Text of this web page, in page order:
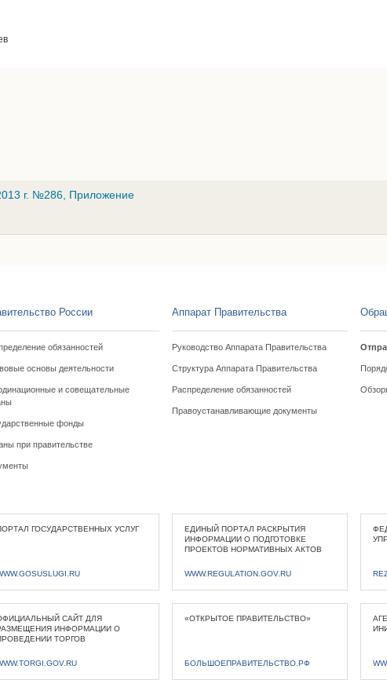
г. №286, Приложение
России
обязанностей
основы деятельности
и совещательные
фонды
при правительстве
Аппарат Правительства
Руководство Аппарата Правительства
Структура Аппарата Правительства
Распределение обязанностей
Правоустанавливающие документы
ГОСУДАРСТВЕННЫХ УСЛУГ
ЕДИНЫЙ ПОРТАЛ РАСКРЫТИЯ
ИНФОРМАЦИИ О ПОДГОТОВКЕ
ПРОЕКТОВ НОРМАТИВНЫХ АКТОВ
WWW.REGULATION.GOV.RU
САЙТ ДЛЯ
ИНФОРМАЦИИ О
ТОРГОВ
«ОТКРЫТОЕ ПРАВИТЕЛЬСТВО»
БОЛЬШОЕПРАВИТЕЛЬСТВО.РФ